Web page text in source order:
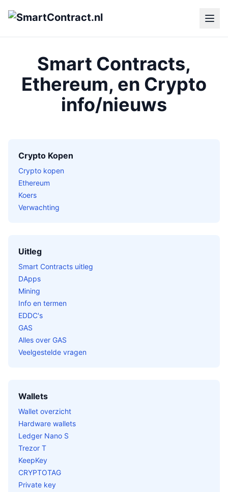
Smart Contracts,
Ethereum, en Crypto
info/nieuws
Crypto Kopen
Crypto kopen
Ethereum
Koers
Verwachting
Uitleg
Smart Contracts uitleg
DApps
Mining
Info en termen
EDDC's
GAS
Alles over GAS
Veelgestelde vragen
Wallets
Wallet overzicht
Hardware wallets
Ledger Nano S
Trezor T
KeepKey
CRYPTOTAG
Private key